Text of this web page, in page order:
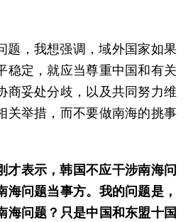
题，我想强调，域外国家如果
稳定，就应当尊重中国和有关
商妥处分歧，以及共同努力维
关举措，而不要做南海的挑事
才表示，韩国不应干涉南海问
海问题当事方。我的问题是，
海问题？只是中国和东盟十国